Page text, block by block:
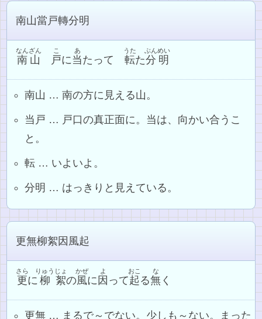
南山當戸轉分明
南山
なんざん
戸
こ
に当
あ
たって転
うた
た分明
ぶんめい
南山 … 南の方に見える山。
当戸 … 戸口の真正面に。当は、向かい合うこ
と。
転 … いよいよ。
分明 … はっきりと見えている。
更無柳絮因風起
更
さら
に 柳
りゅう
絮
じょ
の風
かぜ
に 因
よ
って起
おこ
る無
な
く
更無 … まるで～でない。少しも～ない。まった